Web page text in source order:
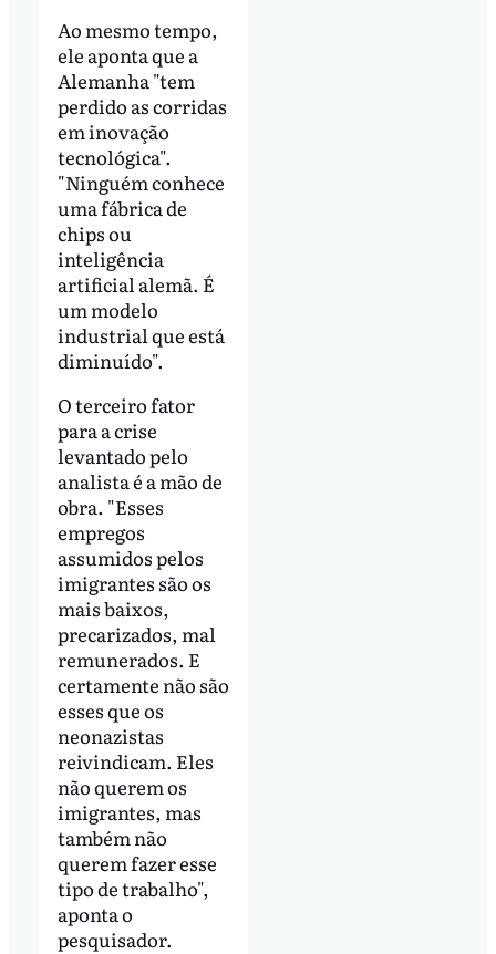
Ao mesmo tempo,
ele aponta que a
Alemanha "tem
perdido as corridas
em inovação
tecnológica".
"Ninguém conhece
uma fábrica de
chips ou
inteligência
artificial alemã. É
um modelo
industrial que está
diminuído".
O terceiro fator
para a crise
levantado pelo
analista é a mão de
obra. "Esses
empregos
assumidos pelos
imigrantes são os
mais baixos,
precarizados, mal
remunerados. E
certamente não são
esses que os
neonazistas
reivindicam. Eles
não querem os
imigrantes, mas
também não
querem fazer esse
tipo de trabalho",
aponta o
pesquisador.